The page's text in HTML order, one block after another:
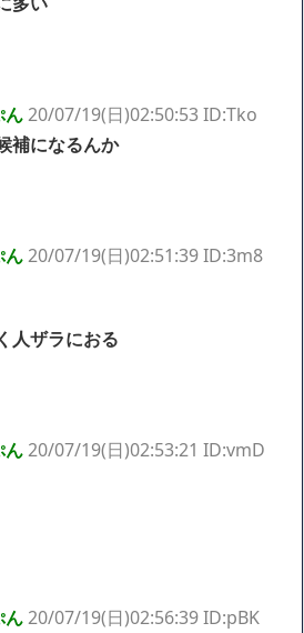
ん20/07/19(日)02:50:53 ID:Tko
補になるんか
ん20/07/19(日)02:51:39 ID:3m8
人ザラにおる
ん20/07/19(日)02:53:21 ID:vmD
ん20/07/19(日)02:56:39 ID:pBK